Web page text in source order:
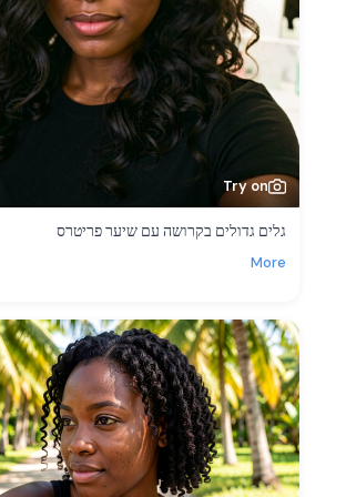
Try on
גלים גדולים בקרושה עם שיער פריטרס
More